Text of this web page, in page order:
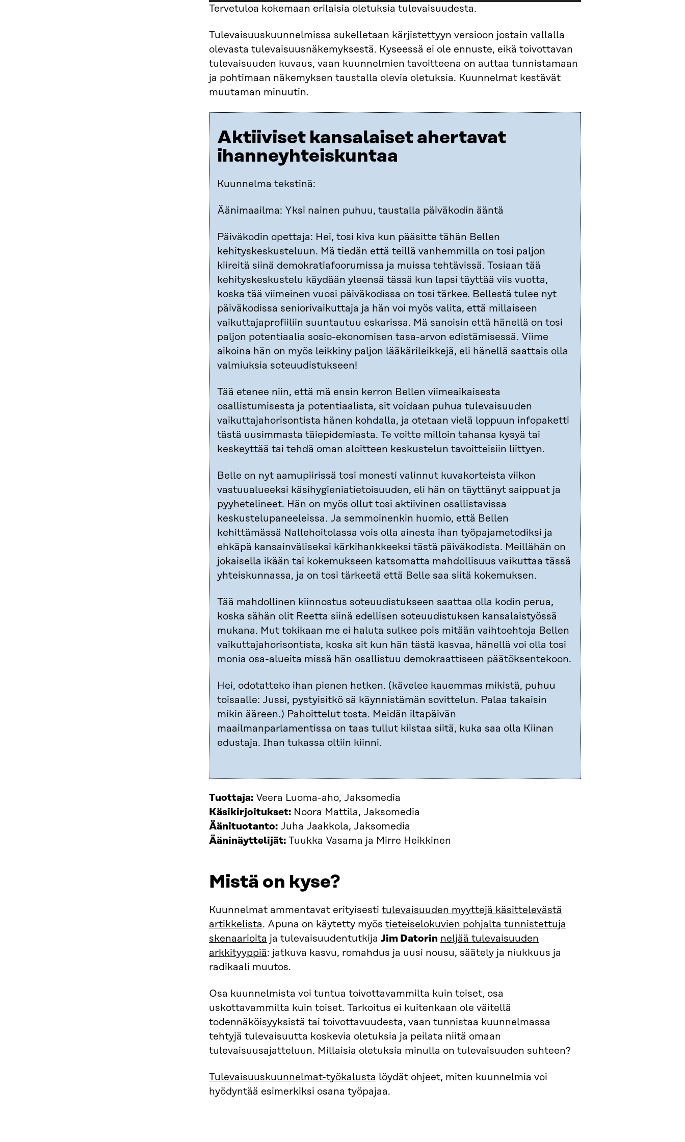
ylös
alas
säädät
äänenvoimakkuutta
suuremmaksi
Tervetuloa kokemaan erilaisia oletuksia tulevaisuudesta.
Tulevaisuuskuunnelmissa sukelletaan kärjistettyyn versioon jostain vallalla
olevasta tulevaisuusnäkemyksestä. Kyseessä ei ole ennuste, eikä toivottavan
tulevaisuuden kuvaus, vaan kuunnelmien tavoitteena on auttaa tunnistamaan
ja pohtimaan näkemyksen taustalla olevia oletuksia. Kuunnelmat kestävät
muutaman minuutin.
Aktiiviset kansalaiset ahertavat
ihanneyhteiskuntaa
Kuunnelma tekstinä:
Äänimaailma: Yksi nainen puhuu, taustalla päiväkodin ääntä
Päiväkodin opettaja: Hei, tosi kiva kun pääsitte tähän Bellen
kehityskeskusteluun. Mä tiedän että teillä vanhemmilla on tosi paljon
kiireitä siinä demokratiafoorumissa ja muissa tehtävissä. Tosiaan tää
kehityskeskustelu käydään yleensä tässä kun lapsi täyttää viis vuotta,
koska tää viimeinen vuosi päiväkodissa on tosi tärkee. Bellestä tulee nyt
päiväkodissa seniorivaikuttaja ja hän voi myös valita, että millaiseen
vaikuttajaprofiiliin suuntautuu eskarissa. Mä sanoisin että hänellä on tosi
paljon potentiaalia sosio-ekonomisen tasa-arvon edistämisessä. Viime
aikoina hän on myös leikkiny paljon lääkärileikkejä, eli hänellä saattais olla
valmiuksia soteuudistukseen!
Tää etenee niin, että mä ensin kerron Bellen viimeaikaisesta
osallistumisesta ja potentiaalista, sit voidaan puhua tulevaisuuden
vaikuttajahorisontista hänen kohdalla, ja otetaan vielä loppuun infopaketti
tästä uusimmasta täiepidemiasta. Te voitte milloin tahansa kysyä tai
keskeyttää tai tehdä oman aloitteen keskustelun tavoitteisiin liittyen.
Belle on nyt aamupiirissä tosi monesti valinnut kuvakorteista viikon
vastuualueeksi käsihygieniatietoisuuden, eli hän on täyttänyt saippuat ja
pyyhetelineet. Hän on myös ollut tosi aktiivinen osallistavissa
keskustelupaneeleissa. Ja semmoinenkin huomio, että Bellen
kehittämässä Nallehoitolassa vois olla ainesta ihan työpajametodiksi ja
ehkäpä kansainväliseksi kärkihankkeeksi tästä päiväkodista. Meillähän on
jokaisella ikään tai kokemukseen katsomatta mahdollisuus vaikuttaa tässä
yhteiskunnassa, ja on tosi tärkeetä että Belle saa siitä kokemuksen.
Tää mahdollinen kiinnostus soteuudistukseen saattaa olla kodin perua,
koska sähän olit Reetta siinä edellisen soteuudistuksen kansalaistyössä
mukana. Mut tokikaan me ei haluta sulkee pois mitään vaihtoehtoja Bellen
vaikuttajahorisontista, koska sit kun hän tästä kasvaa, hänellä voi olla tosi
monia osa-alueita missä hän osallistuu demokraattiseen päätöksentekoon.
Hei, odotatteko ihan pienen hetken. (kävelee kauemmas mikistä, puhuu
toisaalle: Jussi, pystyisitkö sä käynnistämän sovittelun. Palaa takaisin
mikin ääreen.) Pahoittelut tosta. Meidän iltapäivän
maailmanparlamentissa on taas tullut kiistaa siitä, kuka saa olla Kiinan
edustaja. Ihan tukassa oltiin kiinni.
Tuottaja: Veera Luoma-aho, Jaksomedia
Käsikirjoitukset: Noora Mattila, Jaksomedia
Äänituotanto: Juha Jaakkola, Jaksomedia
Ääninäyttelijät: Tuukka Vasama ja Mirre Heikkinen
Mistä on kyse?
Kuunnelmat ammentavat erityisesti tulevaisuuden myyttejä käsittelevästä
artikkelista. Apuna on käytetty myös tieteiselokuvien pohjalta tunnistettuja
skenaarioita ja tulevaisuudentutkija Jim Datorin neljää tulevaisuuden
arkkityyppiä: jatkuva kasvu, romahdus ja uusi nousu, säätely ja niukkuus ja
radikaali muutos.
Osa kuunnelmista voi tuntua toivottavammilta kuin toiset, osa
uskottavammilta kuin toiset. Tarkoitus ei kuitenkaan ole väitellä
todennäköisyyksistä tai toivottavuudesta, vaan tunnistaa kuunnelmassa
tehtyjä tulevaisuutta koskevia oletuksia ja peilata niitä omaan
tulevaisuusajatteluun. Millaisia oletuksia minulla on tulevaisuuden suhteen?
Tulevaisuuskuunnelmat-työkalusta löydät ohjeet, miten kuunnelmia voi
hyödyntää esimerkiksi osana työpajaa.